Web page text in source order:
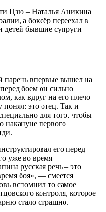
Цзю – Наталья Аникина
а боксёр переехал в
детей бывшие супруги
парень впервые вышел на
боем он сильно
как вдруг на его плечо
понял: это отец. Так и
для того, чтобы
накануне первого
его перед
уже во время
русская речь – это
боя», — смеется
вспомнил то самое
контроля, которое
стало страшно.